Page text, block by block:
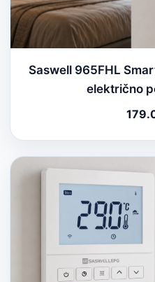
Saswell 965FHL
električno